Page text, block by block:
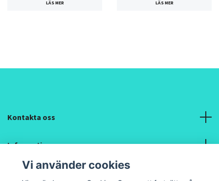
LÄS MER LÄS MER
Kontakta oss
Information
Sociala medier
Vi använder cookies